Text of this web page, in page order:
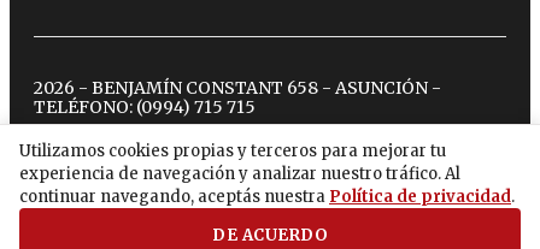
Utilizamos cookies propias y terceros para mejorar tu
experiencia de navegación y analizar nuestro tráfico. Al
continuar navegando, aceptás nuestra Política de privacidad.
DE ACUERDO
2026 - BENJAMÍN CONSTANT 658 - ASUNCIÓN -
TELÉFONO: (0994) 715 715
twitterinstagram
facebook
tiktokyoutubespotify